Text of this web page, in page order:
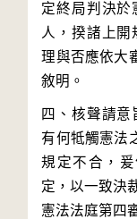
定終局判決於
人，揆諸上開
理與否應依大
四、核聲請意
有何牴觸憲法
規定不合，
定，以一致決
憲法法庭第四